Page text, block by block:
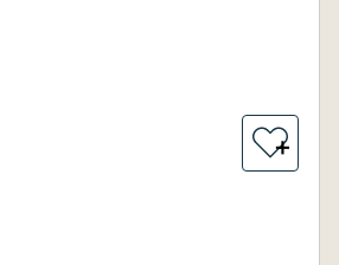
＋